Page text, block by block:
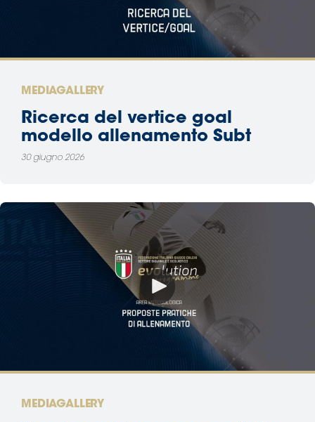
MEDIAGALLERY
Ricerca del vertice goal
modello allenamento Subt
30 giugno 2026
MEDIAGALLERY